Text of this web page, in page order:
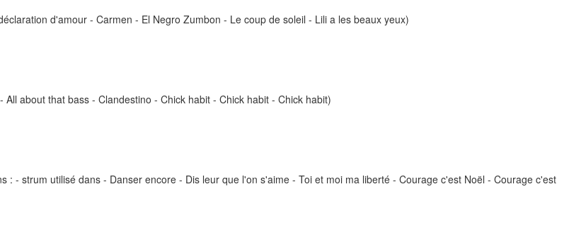
d'amour - Carmen - El Negro Zumbon - Le coup de soleil - Lili a les beaux yeux)
about that bass - Clandestino - Chick habit - Chick habit - Chick habit)
- strum utilisé dans - Danser encore - Dis leur que l'on s'aime - Toi et moi ma liberté - Courage c'est Noël - Courage c'est